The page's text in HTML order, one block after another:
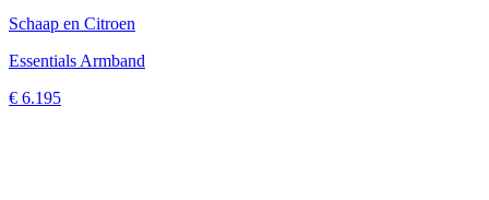
Schaap en Citroen
Essentials Armband
€ 6.195